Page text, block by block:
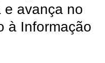
e avança no
à Informação